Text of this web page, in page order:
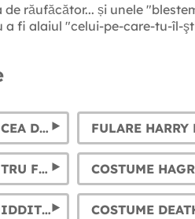
de răufăcător... și unele
a fi alaiul "celui-pe-care-tu-îl-
BAGHETE HARRY POTTER: CEA DE SOC, HERMIONE, DUMBLEDORE, VOLDEMORT... ȘI ALTELE
COSTUME HERMIONE PENTRU FEMEIE ȘI FATĂ COSTUME
COSTUME & PELERINE QUIDDITCH COSTUME